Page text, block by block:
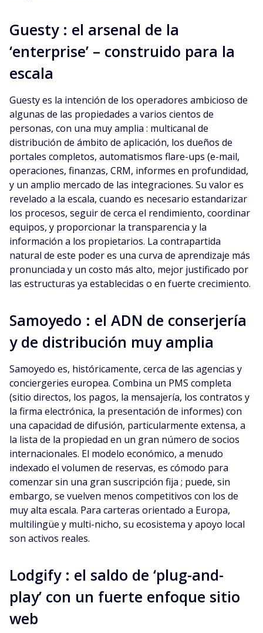
Guesty : el arsenal de la
‘enterprise’ – construido para la
escala
Guesty es la intención de los operadores ambicioso de
algunas de las propiedades a varios cientos de
personas, con una muy amplia : multicanal de
distribución de ámbito de aplicación, los dueños de
portales completos, automatismos flare-ups (e-mail,
operaciones, finanzas, CRM, informes en profundidad,
y un amplio mercado de las integraciones. Su valor es
revelado a la escala, cuando es necesario estandarizar
los procesos, seguir de cerca el rendimiento, coordinar
equipos, y proporcionar la transparencia y la
información a los propietarios. La contrapartida
natural de este poder es una curva de aprendizaje más
pronunciada y un costo más alto, mejor justificado por
las estructuras ya establecidas o en fuerte crecimiento.
Samoyedo : el ADN de conserjería
y de distribución muy amplia
Samoyedo es, históricamente, cerca de las agencias y
conciergeries europea. Combina un PMS completa
(sitio directos, los pagos, la mensajería, los contratos y
la firma electrónica, la presentación de informes) con
una capacidad de difusión, particularmente extensa, a
la lista de la propiedad en un gran número de socios
internacionales. El modelo económico, a menudo
indexado el volumen de reservas, es cómodo para
comenzar sin una gran suscripción fija ; puede, sin
embargo, se vuelven menos competitivos con los de
muy alta escala. Para carteras orientado a Europa,
multilingüe y multi-nicho, su ecosistema y apoyo local
son activos reales.
Lodgify : el saldo de ‘plug-and-
play’ con un fuerte enfoque sitio
web